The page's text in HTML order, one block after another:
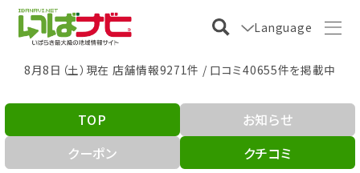
Language
8月8日（土）現在 店舗情報9271件 / 口コミ40655件を掲載中
TOP
お知らせ
クーポン
クチコミ